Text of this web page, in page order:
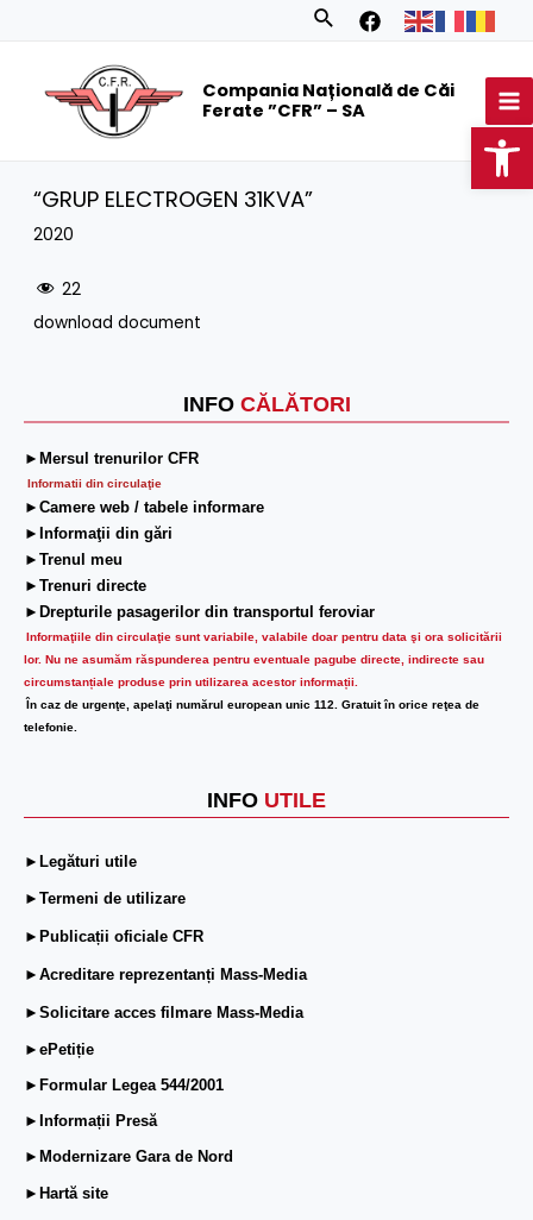
Search
Compania Națională de Căi
Ferate ”CFR” – SA
INFO CĂLĂTORI
►Mersul trenurilor CFR
Informatii din circulaţie
►Camere web / tabele informare
►Informaţii din gări
►Trenul meu
►Trenuri directe
►Drepturile pasagerilor din transportul feroviar
Informaţiile din circulaţie sunt variabile, valabile doar pentru data şi ora solicitării
lor. Nu ne asumăm răspunderea pentru eventuale pagube directe, indirecte sau
circumstanțiale produse prin utilizarea acestor informații.
În caz de urgenţe, apelaţi numărul european unic 112. Gratuit în orice reţea de
telefonie.
INFO UTILE
►Legături utile
►Termeni de utilizare
►Publicații oficiale CFR
►Acreditare reprezentanți Mass-Media
►Solicitare acces filmare Mass-Media
►ePetiție
►Formular Legea 544/2001
►Informații Presă
►Modernizare Gara de Nord
►Hartă site
“GRUP ELECTROGEN 31KVA”
2020
22
download document